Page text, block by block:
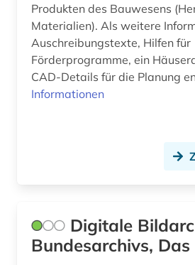
asylverfahren (1)
atlas (8)
aufgabensammlung (3)
aufklärung (1)
Produkten des Bauwesens
Materialien). Als weitere
Auschreibungstexte, Hilfen für
Förderprogramme, ein
CAD-Details für die Planung
Informationen
Digitale
Bundesarchivs, Das